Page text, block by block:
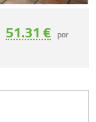
51.31 € por